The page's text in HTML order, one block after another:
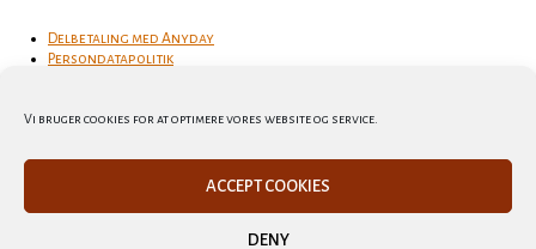
Vi bruger cookies for at optimere vores website og service.
ACCEPT COOKIES
DENY
Delbetaling med Anyday
Persondatapolitik
Fortrydelsesret